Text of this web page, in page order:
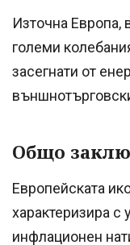
Източна Европа,
големи
засегнати от
Общо
Европейската
характеризира с
инфлационен